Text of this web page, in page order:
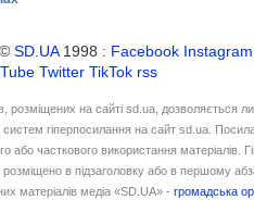
©SD.UA1998 : Facebook Instagram
Twitter TikTok rss
розміщених на сайті sd.ua, дозволяється
систем гіперпосилання на сайт sd.ua.
або часткового використання матеріалів.
в підзаголовку або в першому
матеріалів медіа «SD.UA» -громадська